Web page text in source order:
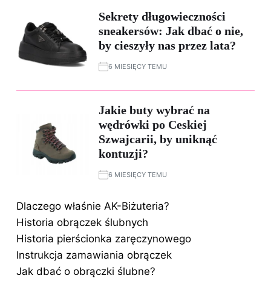
Sekrety długowieczności
sneakersów: Jak dbać o nie,
by cieszyły nas przez lata?
6 MIESIĘCY TEMU
Jakie buty wybrać na
wędrówki po Ceskiej
Szwajcarii, by uniknąć
kontuzji?
6 MIESIĘCY TEMU
Dlaczego właśnie AK-Biżuteria?
Historia obrączek ślubnych
Historia pierścionka zaręczynowego
Instrukcja zamawiania obrączek
Jak dbać o obrączki ślubne?